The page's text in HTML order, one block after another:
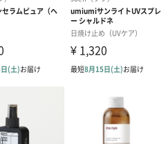
メを全体にしっかり混ぜてから